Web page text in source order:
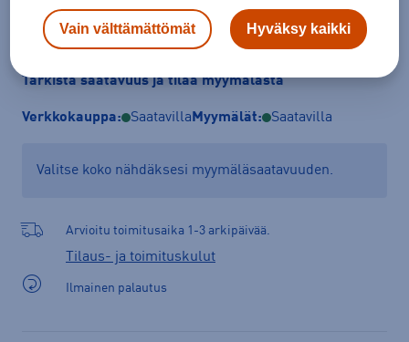
Tarkista saatavuus ja tilaa myymälästä
Verkkokauppa: Saatavilla Myymälät: Saatavilla
Valitse koko nähdäksesi myymäläsaatavuuden.
Arvioitu toimitusaika 1-3 arkipäivää.
Tilaus- ja toimituskulut
Ilmainen palautus
Vain välttämättömät Hyväksy kaikki